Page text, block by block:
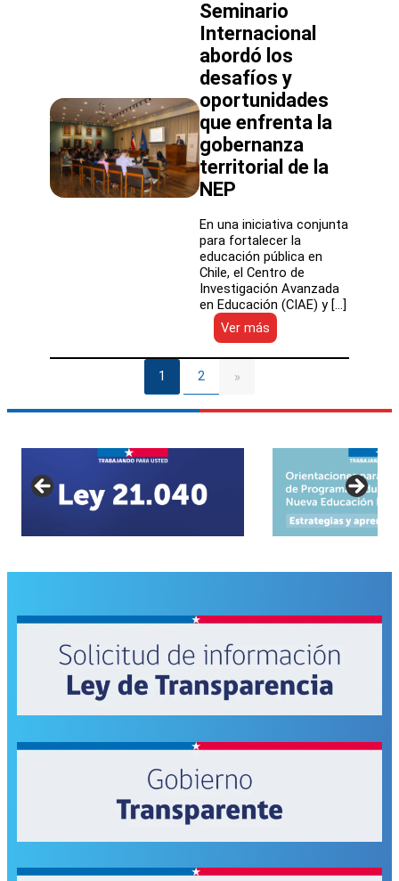
Educación
Pedagogía,
CEDUP
2025
Seminario
Internacional
abordó los
desafíos y
oportunidades
que enfrenta la
gobernanza
territorial de la
NEP
En una iniciativa conjunta
para fortalecer la
educación pública en
Chile, el Centro de
Investigación Avanzada
en Educación (CIAE) y […]
Ver más
Seminario
Internacional
desafíos
enfrenta
gobernanza
territorial
de
1 2 »